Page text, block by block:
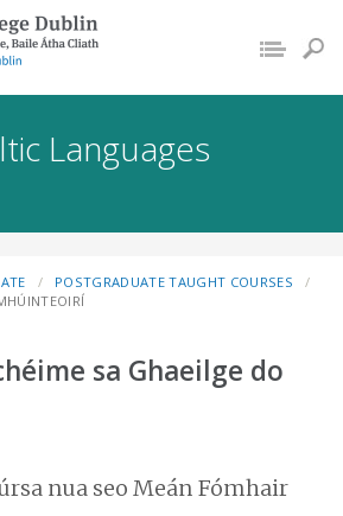
Languages
POSTGRADUATE TAUGHT COURSES
sa Ghaeilge do
nua seo Meán Fómhair